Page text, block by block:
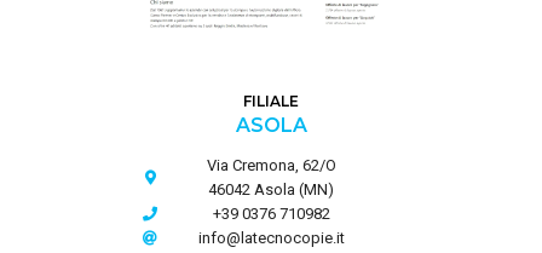
FILIALE
ASOLA
Via Cremona, 62/O
46042 Asola (MN)
+39 0376 710982
info@latecnocopie.it